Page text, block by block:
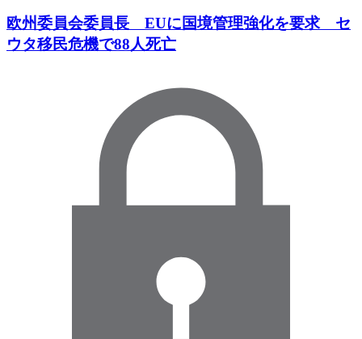
欧州委員会委員長 EUに国境管理強化を要求 セ
ウタ移民危機で88人死亡